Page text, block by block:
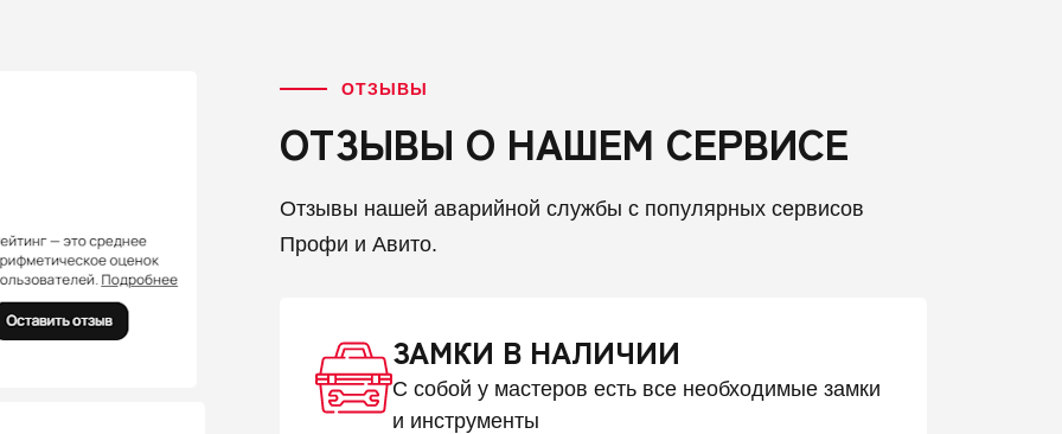
ОТЗЫВЫ
ОТЗЫВЫ О НАШЕМ СЕРВИСЕ
Отзывы нашей аварийной службы с популярных сервисов
Профи и Авито.
ЗАМКИ В НАЛИЧИИ
С собой у мастеров есть все необходимые замки
и инструменты